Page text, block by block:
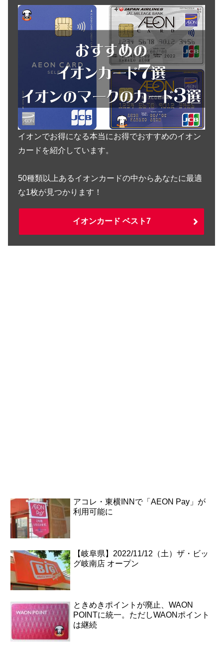
イオンでお得になる本当にお得でおすすめのイオン
カードを紹介しています。
50種類以上あるイオンカードの中からあなたに最適
な1枚が見つかります！
イオンカード ベスト7
アコレ・東横INNで「AEON Pay」が
利用可能に
【岐阜県】2022/11/12（土）ザ・ビッ
グ岐南店 オープン
ときめきポイントが廃止、WAON
POINTに統一。ただしWAONポイント
は継続